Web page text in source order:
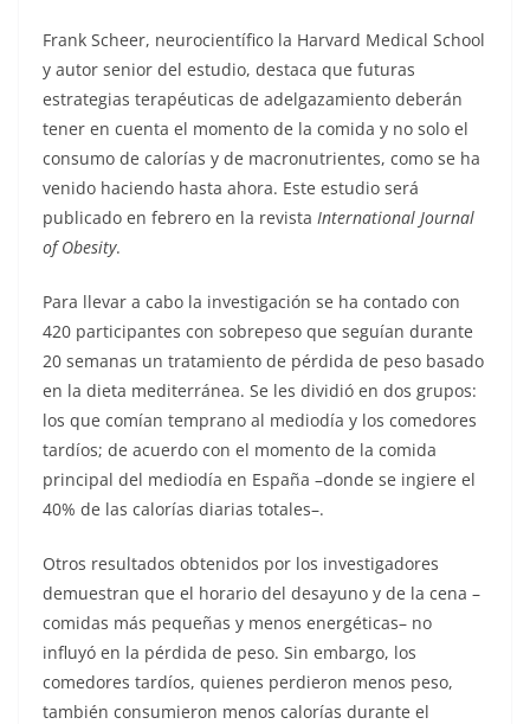
Frank Scheer, neurocientífico la Harvard Medical School
y autor senior del estudio, destaca que futuras
estrategias terapéuticas de adelgazamiento deberán
tener en cuenta el momento de la comida y no solo el
consumo de calorías y de macronutrientes, como se ha
venido haciendo hasta ahora. Este estudio será
publicado en febrero en la revista International Journal
of Obesity.
Para llevar a cabo la investigación se ha contado con
420 participantes con sobrepeso que seguían durante
20 semanas un tratamiento de pérdida de peso basado
en la dieta mediterránea. Se les dividió en dos grupos:
los que comían temprano al mediodía y los comedores
tardíos; de acuerdo con el momento de la comida
principal del mediodía en España –donde se ingiere el
40% de las calorías diarias totales–.
Otros resultados obtenidos por los investigadores
demuestran que el horario del desayuno y de la cena –
comidas más pequeñas y menos energéticas– no
influyó en la pérdida de peso. Sin embargo, los
comedores tardíos, quienes perdieron menos peso,
también consumieron menos calorías durante el